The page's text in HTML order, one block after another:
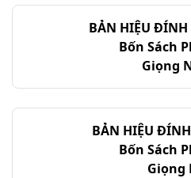
BẢN HIỆU
Bốn Sách
Giọng
BẢN HIỆU
Bốn Sách
Giọng